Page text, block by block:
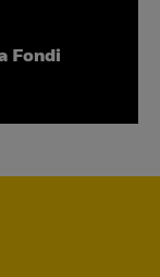
Fondi